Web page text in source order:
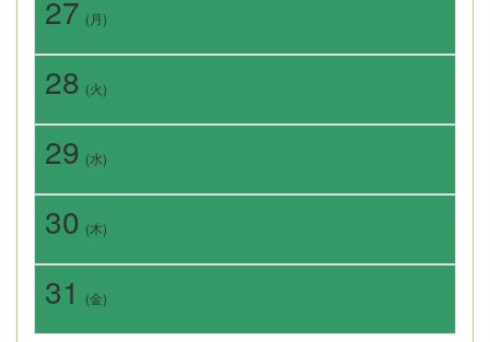
27 (月)
28 (火)
29 (水)
30 (木)
31 (金)